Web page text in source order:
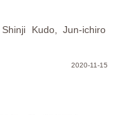
Kudo, Jun-ichiro
2020-11-15